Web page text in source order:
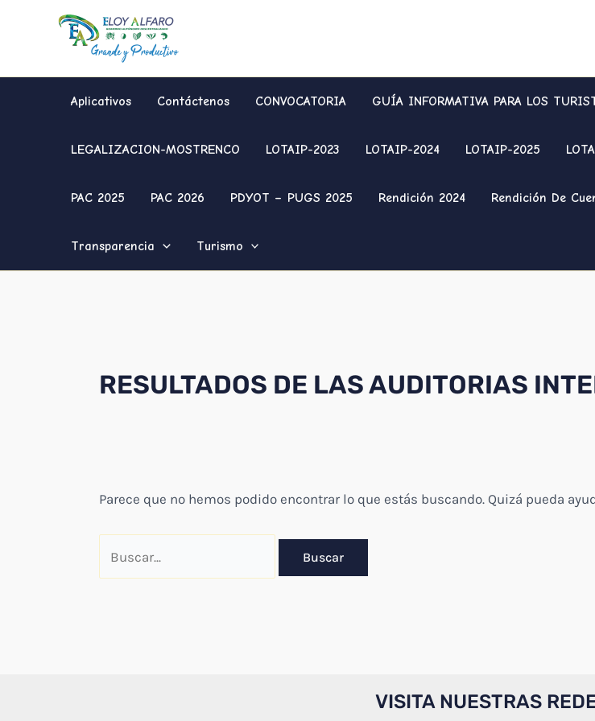
Aplicativos Contáctenos CONVOCATORIA GUÍA INFORMATIVA PARA LOS
LEGALIZACION-MOSTRENCO LOTAIP-2023 LOTAIP-2024 LOTAIP-2025
PAC 2025 PAC 2026 PDYOT – PUGS 2025 Rendición 2024 Rendición De
Transparencia Turismo
RESULTADOS DE LAS AUDITORIAS
Parece que no hemos podido encontrar lo que estás buscando. Quizá pueda
por:
VISITA NUESTRAS